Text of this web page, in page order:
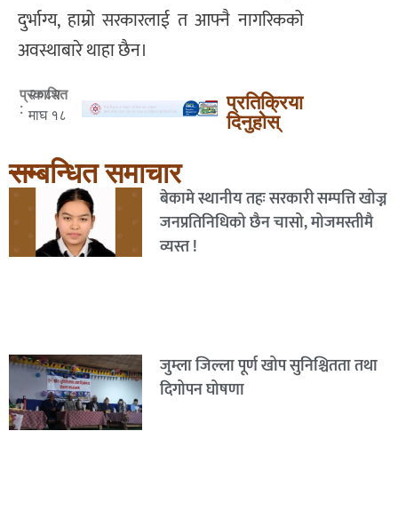
दुर्भाग्य, हाम्रो सरकारलाई त आफ्नै नागरिकको
अवस्थाबारे थाहा छैन।
प्रकाशित
:
२०८२
माघ १८
प्रतिक्रिया
दिनुहोस्
सम्बन्धित समाचार
बेकामे स्थानीय तहः सरकारी सम्पत्ति खोज्न
जनप्रतिनिधिको छैन चासो, मोजमस्तीमै
व्यस्त !
जुम्ला जिल्ला पूर्ण खोप सुनिश्चितता तथा
दिगोपन घोषणा